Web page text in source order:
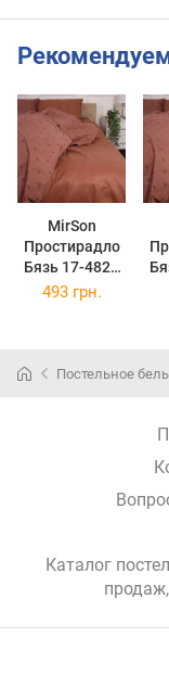
MirSon
Простирадло
Бязь 17-4827
Gwendoline
493 грн.
Постельное
Каталог
продаж,